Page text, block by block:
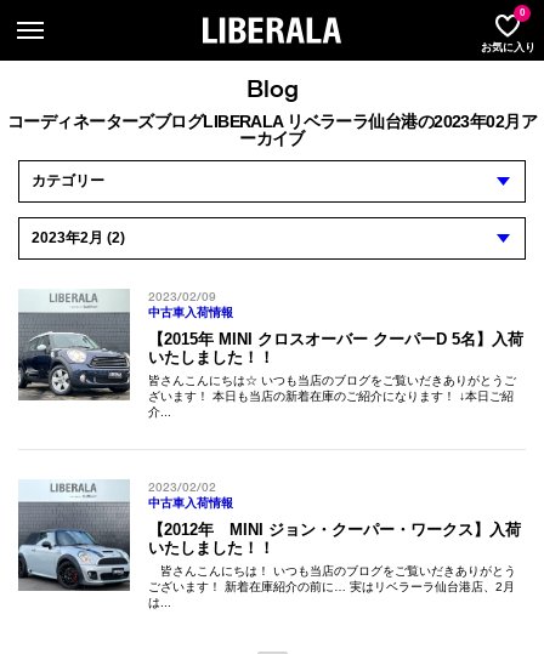
お気に入り
0
Blog
コーディネーターズブログLIBERALA リベラーラ仙台港の2023年02月ア
ーカイブ
2023/02/09
中古車入荷情報
【2015年 MINI クロスオーバー クーパーD 5名】入荷
いたしました！！
皆さんこんにちは☆ いつも当店のブログをご覧いだきありがとうご
ざいます！ 本日も当店の新着在庫のご紹介になります！ ↓本日ご紹
介...
2023/02/02
中古車入荷情報
【2012年 MINI ジョン・クーパー・ワークス】入荷
いたしました！！
皆さんこんにちは！ いつも当店のブログをご覧いだきありがとう
ございます！ 新着在庫紹介の前に… 実はリベラーラ仙台港店、2月
は...